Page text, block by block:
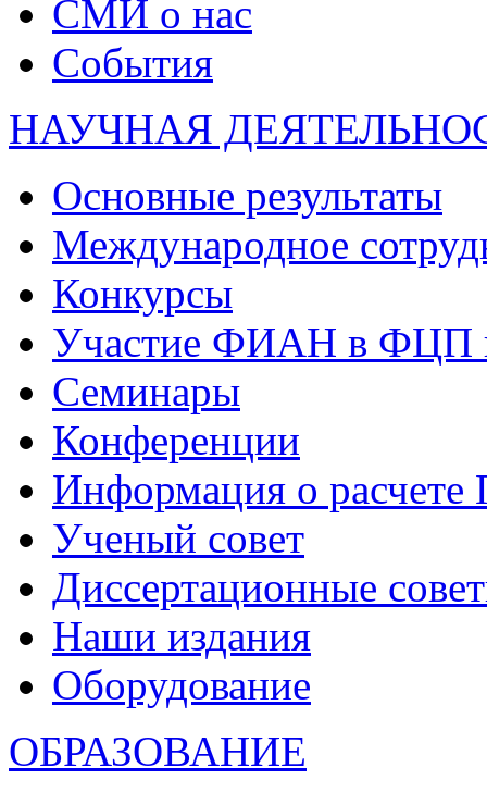
СМИ о нас
События
НАУЧНАЯ
Основные результаты
Международное
Конкурсы
Участие ФИАН в ФЦП
Семинары
Конференции
Информация о
Ученый совет
Диссертационные
Наши издания
Оборудование
ОБРАЗОВАНИЕ